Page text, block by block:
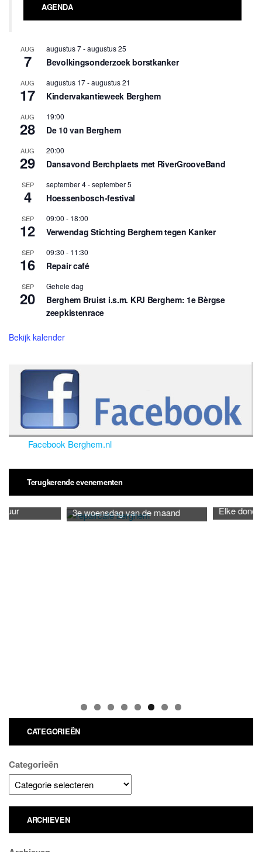
AGENDA
AUG
7
augustus 7-augustus 25
Bevolkingsonderzoek borstkanker
AUG
17
augustus 17-augustus 21
Kindervakantieweek Berghem
AUG
28
19:00
De 10 van Berghem
AUG
29
20:00
Dansavond Berchplaets met RiverGrooveBand
SEP
4
september 4-september 5
Hoessenbosch-festival
SEP
12
09:00 - 18:00
Verwendag Stichting Berghem tegen Kanker
SEP
16
09:30 - 11:30
Repair café
SEP
20
Gehele dag
Berghem Bruist i.s.m. KPJ Berghem: 1e Bèrgse
zeepkistenrace
Bekijk kalender
Facebook Berghem.nl
Terugkerende evenementen
3e woensdag van de maand Elke donderdag 14 -
CATEGORIEËN
Categorieën
ARCHIEVEN